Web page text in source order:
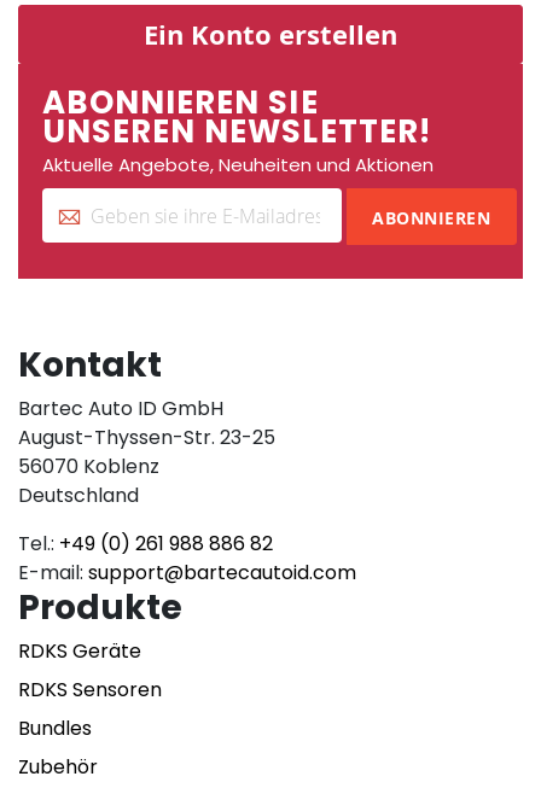
Ein Konto erstellen
ABONNIEREN SIE
UNSEREN NEWSLETTER!
Aktuelle Angebote, Neuheiten und Aktionen
ABONNIEREN
Kontakt
Bartec Auto ID GmbH
August-Thyssen-Str. 23-25
56070 Koblenz
Deutschland
Tel.: +49 (0) 261 988 886 82
E-mail: support@bartecautoid.com
Produkte
RDKS Geräte
RDKS Sensoren
Bundles
Zubehör